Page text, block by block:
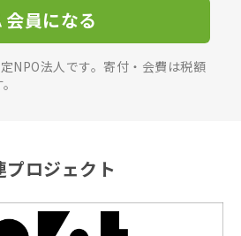
会員になる
法人です。寄付・会費は税額
プロジェクト